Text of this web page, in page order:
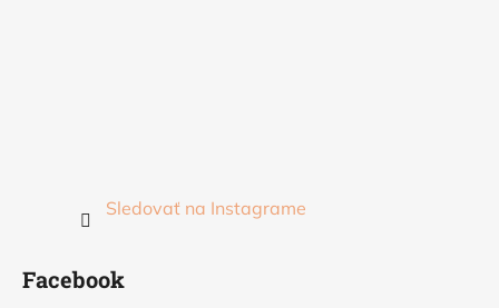
Sledovať na Instagrame
Facebook